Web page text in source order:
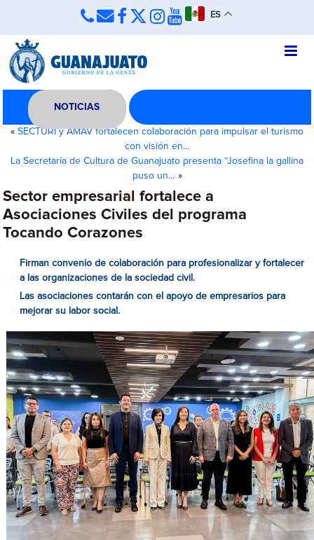
ES
NOTICIAS
« SECTURI y AMAV fortalecen colaboración para impulsar el turismo
con visión en…
La Secretaría de Cultura de Guanajuato presenta “Josefina la gallina
puso un… »
Sector empresarial fortalece a
Asociaciones Civiles del programa
Tocando Corazones
Firman convenio de colaboración para profesionalizar y fortalecer
a las organizaciones de la sociedad civil.
Las asociaciones contarán con el apoyo de empresarios para
mejorar su labor social .